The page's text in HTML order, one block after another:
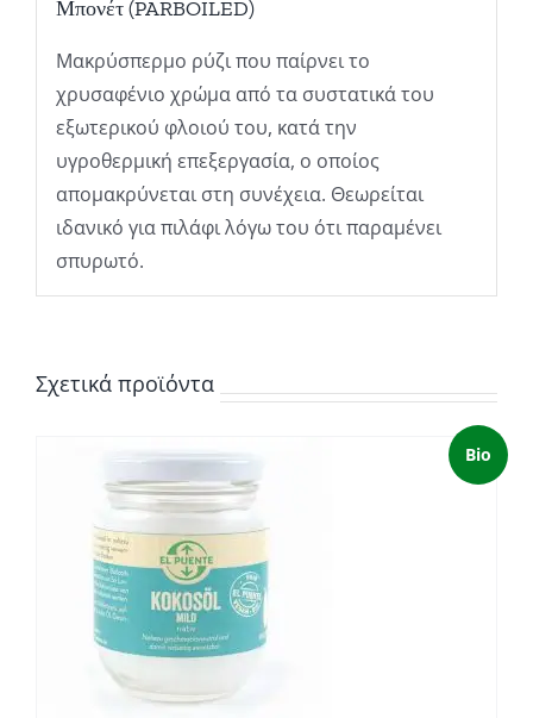
Μπονέτ (PARBOILED)
Μακρύσπερμο ρύζι που παίρνει το
χρυσαφένιο χρώμα από τα συστατικά του
εξωτερικού φλοιού του, κατά την
υγροθερμική επεξεργασία, ο οποίος
απομακρύνεται στη συνέχεια. Θεωρείται
ιδανικό για πιλάφι λόγω του ότι παραμένει
σπυρωτό.
Σχετικά προϊόντα
Bio